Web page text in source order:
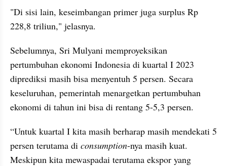
"Di sisi lain, keseimbangan primer juga surplus Rp
228,8 triliun," jelasnya.
Sebelumnya, Sri Mulyani memproyeksikan
pertumbuhan ekonomi Indonesia di kuartal I 2023
diprediksi masih bisa menyentuh 5 persen. Secara
keseluruhan, pemerintah menargetkan pertumbuhan
ekonomi di tahun ini bisa di rentang 5-5,3 persen.
“Untuk kuartal I kita masih berharap masih mendekati 5
persen terutama di consumption-nya masih kuat.
Meskipun kita mewaspadai terutama ekspor yang